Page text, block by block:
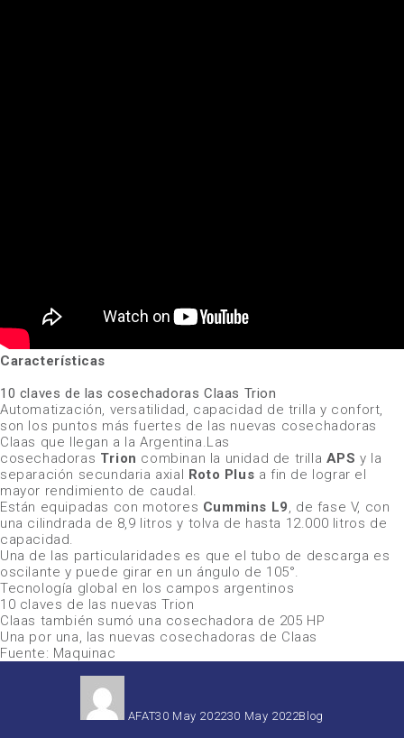
Características
10 claves de las cosechadoras Claas Trion
Automatización, versatilidad, capacidad de trilla y confort,
son los puntos más fuertes de las nuevas cosechadoras
Claas que llegan a la Argentina.Las
cosechadoras Trion combinan la unidad de trilla APS y la
separación secundaria axial Roto Plus a fin de lograr el
mayor rendimiento de caudal.
Están equipadas con motores Cummins L9, de fase V, con
una cilindrada de 8,9 litros y tolva de hasta 12.000 litros de
capacidad.
Una de las particularidades es que el tubo de descarga es
oscilante y puede girar en un ángulo de 105°.
Tecnología global en los campos argentinos
10 claves de las nuevas Trion
Claas también sumó una cosechadora de 205 HP
Una por una, las nuevas cosechadoras de Claas
Fuente: Maquinac
AFAT30 May 202230 May 2022Blog